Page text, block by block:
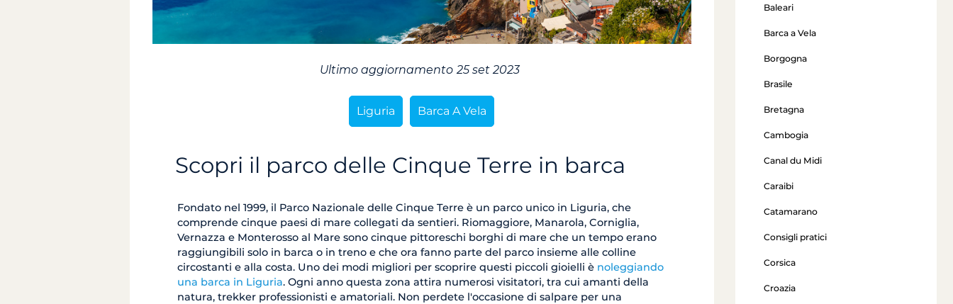
Ultimo aggiornamento 25 set 2023
Liguria Barca A Vela
Scopri il parco delle Cinque Terre in barca
Fondato nel 1999, il Parco Nazionale delle Cinque Terre è un parco unico in Liguria, che
comprende cinque paesi di mare collegati da sentieri. Riomaggiore, Manarola, Corniglia,
Vernazza e Monterosso al Mare sono cinque pittoreschi borghi di mare che un tempo erano
raggiungibili solo in barca o in treno e che ora fanno parte del parco insieme alle colline
circostanti e alla costa. Uno dei modi migliori per scoprire questi piccoli gioielli è noleggiando
una barca in Liguria. Ogni anno questa zona attira numerosi visitatori, tra cui amanti della
natura, trekker professionisti e amatoriali. Non perdete l'occasione di salpare per una
Baleari
Barca a Vela
Borgogna
Brasile
Bretagna
Cambogia
Canal du Midi
Caraibi
Catamarano
Consigli pratici
Corsica
Croazia